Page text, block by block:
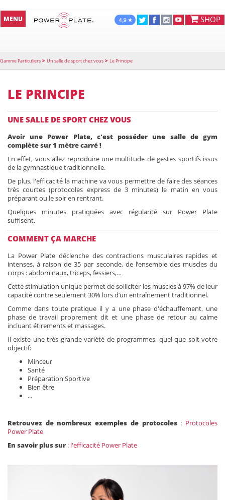
SHOP
MENU
Gamme Particuliers > Un salle de sport chez vous > Le Principe
LE PRINCIPE
UNE SALLE DE SPORT CHEZ VOUS
Avoir une Power Plate, c'est posséder une salle de gym
complète sur 1 mètre carré !
En effet, vous allez reproduire une multitude de gestes sportifs issus
de la gymnastique traditionnelle.
De plus, l'efficacité la machine va vous permettre de faire des séances
très courtes (protocoles express de 3 minutes) le matin en vous
préparant ou le soir en rentrant.
Quelques minutes pratiquées avec régularité sur Power Plate
suffisent.
COMMENT ÇA MARCHE
La Power Plate déclenche des contractions musculaires rapides et
intenses, à raison de 35 par seconde, de l’ensemble des muscles du
corps : abdominaux, triceps, fessiers,…
Cette stimulation unique permet de solliciter les muscles à 97% de leur
capacité contre seulement 30% lors d’un entraînement traditionnel.
Comme dans toute pratique il y a une phase d'échauffement, une
phase de travail proprement dit et une phase de retour au calme
incluant étirements et massages.
Il existe une très grande variété de programmes, quel que soit votre
objectif:
Minceur
Santé
Préparation Sportive
Bien être
...
Retrouvez de nombreux exemples de protocoles: Protocoles
Power Plate
En savoir plus sur : l'efficacité Power Plate